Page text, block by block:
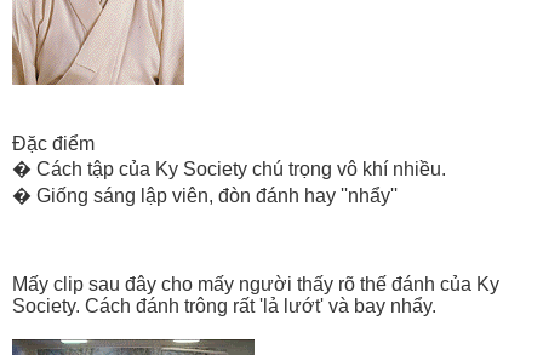
Đặc điểm
� Cách tập của Ky Society chú trọng vô khí nhiều.
� Giống sáng lập viên, đòn đánh hay ''nhẩy''
Mấy clip sau đây cho mấy người thấy rõ thế đánh của Ky
Society. Cách đánh trông rất 'lả lướt' và bay nhẩy.